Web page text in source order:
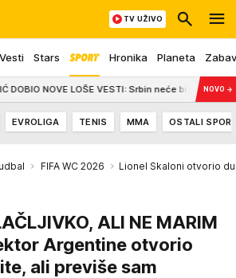
Vesti Stars Hronika Planeta
TV UŽIVO
LOŠE VESTI: Srbin neće biti zadovoljan - NOVO →
EVROLIGA TENIS MMA OSTALI
FIFA WC 2026 Lionel Skaloni otvorio
ALI NE MARIM
Argentine otvorio
ali previše sam